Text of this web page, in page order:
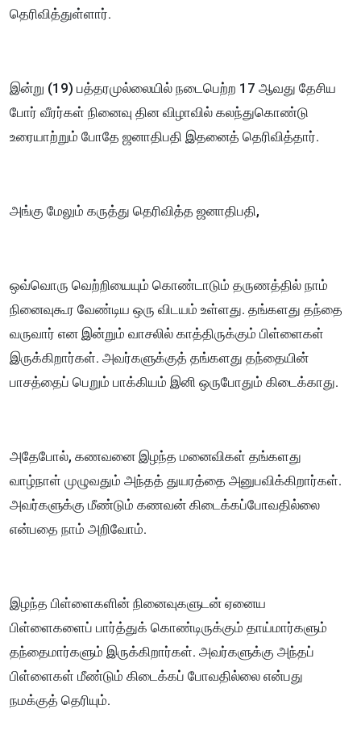
தெரிவித்துள்ளார்.
இன்று (19) பத்தரமுல்லையில் நடைபெற்ற 17 ஆவது தேசிய
போர் வீரர்கள் நினைவு தின விழாவில் கலந்துகொண்டு
உரையாற்றும் போதே ஜனாதிபதி இதனைத் தெரிவித்தார்.
அங்கு மேலும் கருத்து தெரிவித்த ஜனாதிபதி,
ஒவ்வொரு வெற்றியையும் கொண்டாடும் தருணத்தில் நாம்
நினைவுகூர வேண்டிய ஒரு விடயம் உள்ளது. தங்களது தந்தை
வருவார் என இன்றும் வாசலில் காத்திருக்கும் பிள்ளைகள்
இருக்கிறார்கள். அவர்களுக்குத் தங்களது தந்தையின்
பாசத்தைப் பெறும் பாக்கியம் இனி ஒருபோதும் கிடைக்காது.
அதேபோல், கணவனை இழந்த மனைவிகள் தங்களது
வாழ்நாள் முழுவதும் அந்தத் துயரத்தை அனுபவிக்கிறார்கள்.
அவர்களுக்கு மீண்டும் கணவன் கிடைக்கப்போவதில்லை
என்பதை நாம் அறிவோம்.
இழந்த பிள்ளைகளின் நினைவுகளுடன் ஏனைய
பிள்ளைகளைப் பார்த்துக் கொண்டிருக்கும் தாய்மார்களும்
தந்தைமார்களும் இருக்கிறார்கள். அவர்களுக்கு அந்தப்
பிள்ளைகள் மீண்டும் கிடைக்கப் போவதில்லை என்பது
நமக்குத் தெரியும்.